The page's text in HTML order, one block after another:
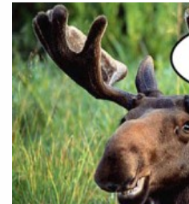
Preencha com
já vamos te